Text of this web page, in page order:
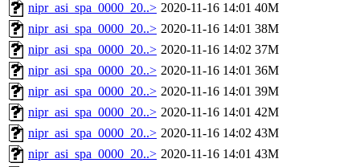
nipr_asi_spa_0000_20..> 2020-11-16 14:01 40M
nipr_asi_spa_0000_20..> 2020-11-16 14:01 38M
nipr_asi_spa_0000_20..> 2020-11-16 14:02 37M
nipr_asi_spa_0000_20..> 2020-11-16 14:01 36M
nipr_asi_spa_0000_20..> 2020-11-16 14:01 39M
nipr_asi_spa_0000_20..> 2020-11-16 14:01 42M
nipr_asi_spa_0000_20..> 2020-11-16 14:02 43M
nipr_asi_spa_0000_20..> 2020-11-16 14:01 43M